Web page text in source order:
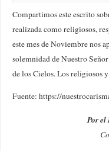
Compartimos este escrito
realizada como religiosos,
este mes de Noviembre nos
solemnidad de Nuestro
de los Cielos. Los religiosos
Fuente: https://
Por el